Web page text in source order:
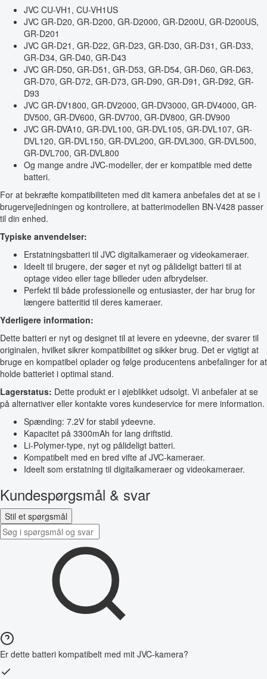
JVC CU-VH1, CU-VH1US
JVC GR-D20, GR-D200, GR-D2000, GR-D200U, GR-D200US,
GR-D201
JVC GR-D21, GR-D22, GR-D23, GR-D30, GR-D31, GR-D33,
GR-D34, GR-D40, GR-D43
JVC GR-D50, GR-D51, GR-D53, GR-D54, GR-D60, GR-D63,
GR-D70, GR-D72, GR-D73, GR-D90, GR-D91, GR-D92, GR-
D93
JVC GR-DV1800, GR-DV2000, GR-DV3000, GR-DV4000, GR-
DV500, GR-DV600, GR-DV700, GR-DV800, GR-DV900
JVC GR-DVA10, GR-DVL100, GR-DVL105, GR-DVL107, GR-
DVL120, GR-DVL150, GR-DVL200, GR-DVL300, GR-DVL500,
GR-DVL700, GR-DVL800
Og mange andre JVC-modeller, der er kompatible med dette
batteri.
For at bekræfte kompatibiliteten med dit kamera anbefales det at se i
brugervejledningen og kontrollere, at batterimodellen BN-V428 passer
til din enhed.
Typiske anvendelser:
Erstatningsbatteri til JVC digitalkameraer og videokameraer.
Ideelt til brugere, der søger et nyt og pålideligt batteri til at
optage video eller tage billeder uden afbrydelser.
Perfekt til både professionelle og entusiaster, der har brug for
længere batteritid til deres kameraer.
Yderligere information:
Dette batteri er nyt og designet til at levere en ydeevne, der svarer til
originalen, hvilket sikrer kompatibilitet og sikker brug. Det er vigtigt at
bruge en kompatibel oplader og følge producentens anbefalinger for at
holde batteriet i optimal stand.
Lagerstatus: Dette produkt er i øjeblikket udsolgt. Vi anbefaler at se
på alternativer eller kontakte vores kundeservice for mere information.
Spænding: 7.2V for stabil ydeevne.
Kapacitet på 3300mAh for lang driftstid.
Li-Polymer-type, nyt og pålideligt batteri.
Kompatibelt med en bred vifte af JVC-kameraer.
Ideelt som erstatning til digitalkameraer og videokameraer.
Kundespørgsmål & svar
Stil et spørgsmål
Er dette batteri kompatibelt med mit JVC-kamera?